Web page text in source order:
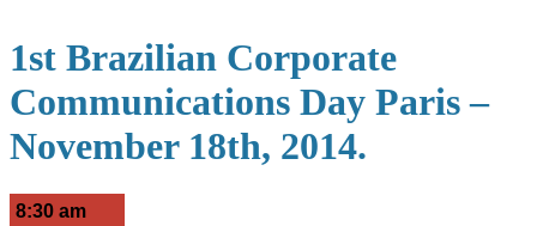
1st Brazilian Corporate
Communications Day Paris –
November 18th, 2014.
8:30 am